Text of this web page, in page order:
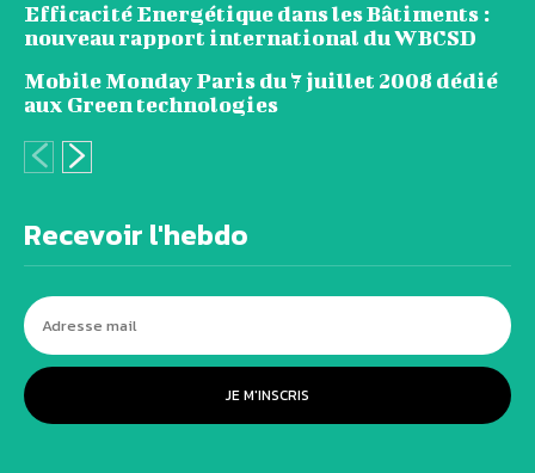
Efficacité Energétique dans les Bâtiments :
nouveau rapport international du WBCSD
Mobile Monday Paris du 7 juillet 2008 dédié
aux Green technologies
Recevoir l'hebdo
JE M'INSCRIS